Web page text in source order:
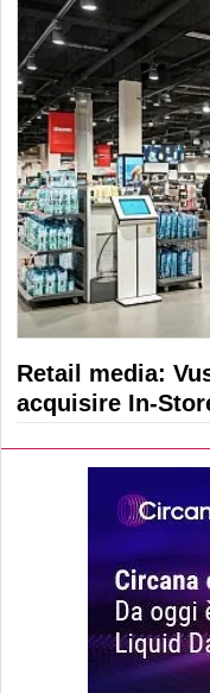
Retail media:
acquisire In-